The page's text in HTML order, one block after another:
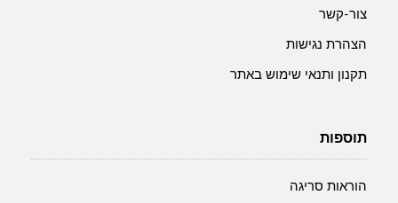
צור-קשר
הצהרת נגישות
תקנון ותנאי שימוש באתר
תוספות
הוראות סריגה